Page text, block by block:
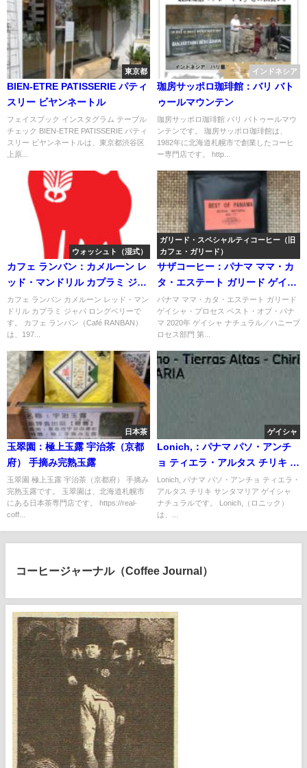
東京都
BIEN-ETRE PATISSERIE パティ
スリー ビヤンネートル
フェイスブック インスタグラム テーブル
チェック BIEN-ETRE PATISSERIE パティ
スリー ビヤンネートルは、東京都渋谷区
上原...
インドネシア
珈房サッポロ珈琲館：バリ バト
ゥールマウンテン
珈房サッポロ珈琲館 バリ バトゥールマウ
ンテンです。 珈房サッポロ珈琲館は、
1982年に北海道札幌市で創業したコーヒ
ー専門店です。 http...
ウォッシュト（湿式）
カフェ ランバン：カメルーン レ
ッド・マンドリル カプラミ ジャ
バ ロングベリー
カフェ ランバン カメルーン レッド・マン
ドリル カプラミ ジャバ ロングベリーで
す。 カフェ ランバン（Café RANBAN）
は、197...
ガリード・スペシャルティコーヒー（旧
カフェ・ガリード）
サザコーヒー：パナマ ママ・カ
タ・エステート ガリード ゲイシ
ャ・プロセス ベスト・オブ・パ
ナマ 2020年 ゲイシャ ナチュラ
ル／ハニープロセス部門 第17位
パナマ ママ・カタ・エステート ガリード
ゲイシャ・プロセス ベスト・オブ・パナ
マ 2020年 ゲイシャ ナチュラル／ハニープ
ロセス部門 第...
日本茶
玉翠園：極上玉露 宇治茶（京都
府） 手摘み完熟玉露
玉翠園 極上玉露 宇治茶（京都府） 手摘み
完熟玉露です。 玉翠園は、北海道札幌市
にある日本茶専門店です。 https://real-
coff...
ゲイシャ
Lonich,：パナマ パソ・アンチ
ョ ティエラ・アルタス チリキ サ
ンタマリア ゲイシャ ナチュラル
Lonich, パナマ パソ・アンチョ ティエラ・
アルタス チリキ サンタマリア ゲイシャ
ナチュラルです。 Lonich,（ロニック）
は、...
コーヒージャーナル（Coffee Journal）